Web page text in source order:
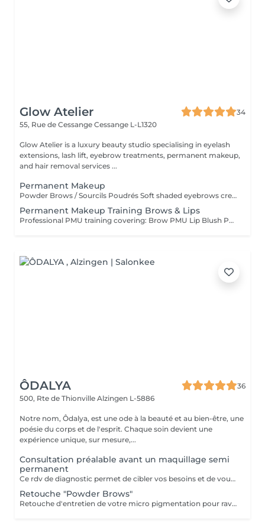
Glow Atelier
34
55, Rue de Cessange Cessange L-L1320
Glow Atelier is a luxury beauty studio specialising in eyelash
extensions, lash lift, eyebrow treatments, permanent makeup,
and hair removal services ...
Permanent Makeup
Powder Brows / Sourcils Poudrés Soft shaded eyebrows created using the Powder Brows technique for a natural, defined and long-lasting result. Ideal for enhancing shape, symmetry and density. Sourcils poudrés réalisés avec la technique Powder Brows pour un résultat naturel, élégant et durable. Idéal pour améliorer la forme, la symétrie et la densité des sourcils _____ Lip Blush / Lèvres Aquarelle Natural lip blush treatment designed to enhance the shape and colour of the lips with a soft, fresh and youthful effect. Maquillage permanent des lèvres effet aquarelle pour sublimer la forme et la couleur des lèvres avec un résultat doux, frais et natur _____ Lash Line Enhancement / Ras de Cils Subtle pigment implantation between the eyelashes to create the appearance of fuller lashes and naturally defined eyes. Pigmentation discrète entre les cils pour créer l'effet de cils plus fournis et intensifier naturellement le re _____ Permanent Eyeliner / Eye-Liner Permanent Permanent eyeliner designed to enhance and define the eyes with a precise and elegant line tailored to your eye shape. Eye-liner permanent conçu pour souligner et définir le regard grâce à un tracé élégant et personnalisé selon la forme de vo ______ Touch-Up Within 60 Days / Retouche Sous 60 Recommended touch-up appointment within 60 days after the initial procedure to perfect colour retention and shape. Retouche recommandée dans les 60 jours suivant la première séance afin de parfaire la couleur et le résult _________ Eyebrow PMU Removal / Détatouage des Sourcils Professional removal or lightening of previous eyebrow permanent makeup using a remover solution. Suitable for unwanted shape, colour correction or pigment lightening before a new PMU procedure. Éclaircissement ou retrait professionnel d'un ancien maquillage permanent des sourcils à l'aide d'une solution remover. Idéal pour corriger une forme, une couleur ou éclaircir le pigment avant une nouvelle procédure de maquillage permanent
Permanent Makeup Training Brows & Lips
Professional PMU training covering: Brow PMU Lip Blush PMU Color Theory Skin Types Machine & Needle Selection Safety & Hygiene Practice & Live Demonstration Duration: 2 Days
ÔDALYA
36
500, Rte de Thionville Alzingen L-5886
Notre nom, Ôdalya, est une ode à la beauté et au bien-être, une
poésie du corps et de l'esprit. Chaque soin devient une
expérience unique, sur mesure,...
Consultation préalable avant un maquillage semi
permanent
Ce rdv de diagnostic permet de cibler vos besoins et de vous informer sur la technique de maquillage semi permanent.
Retouche "Powder Brows"
Retouche d'entretien de votre micro pigmentation pour raviver l'éclat. Au delà des retouches 6 mois et 12 mois, chaque mois supplémentaire sera facturé 10 €.